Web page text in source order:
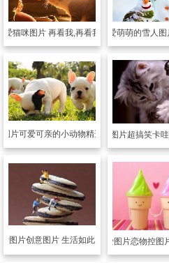
爱猫咪图片 再看我,再看我我就爱上你
可爱图片 可爱萌萌的雪人
图片可爱可亲的小动物精选图片
可爱图片超搞笑卡
图片创意图片 生活如此多娇可爱图片恋物控图